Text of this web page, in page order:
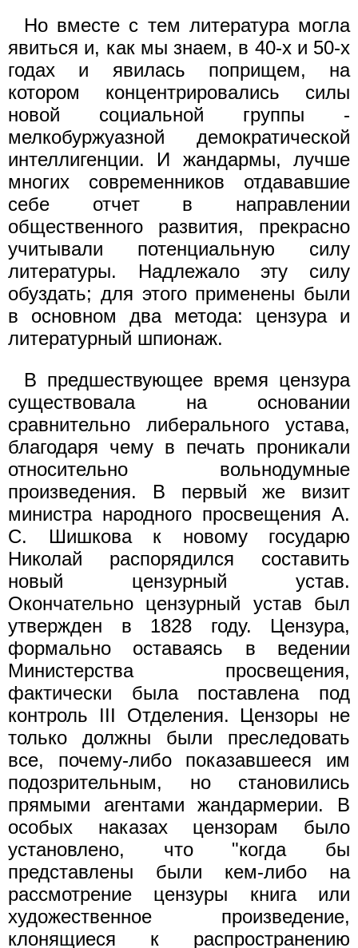
Но вместе с тем литература могла
явиться и, как мы знаем, в 40-х и 50-х
годах и явилась поприщем, на
котором концентрировались силы
новой социальной группы -
мелкобуржуазной демократической
интеллигенции. И жандармы, лучше
многих современников отдававшие
себе отчет в направлении
общественного развития, прекрасно
учитывали потенциальную силу
литературы. Надлежало эту силу
обуздать; для этого применены были
в основном два метода: цензура и
литературный шпионаж.
В предшествующее время цензура
существовала на основании
сравнительно либерального устава,
благодаря чему в печать проникали
относительно вольнодумные
произведения. В первый же визит
министра народного просвещения А.
С. Шишкова к новому государю
Николай распорядился составить
новый цензурный устав.
Окончательно цензурный устав был
утвержден в 1828 году. Цензура,
формально оставаясь в ведении
Министерства просвещения,
фактически была поставлена под
контроль III Отделения. Цензоры не
только должны были преследовать
все, почему-либо показавшееся им
подозрительным, но становились
прямыми агентами жандармерии. В
особых наказах цензорам было
установлено, что "когда бы
представлены были кем-либо на
рассмотрение цензуры книга или
художественное произведение,
клонящиеся к распространению